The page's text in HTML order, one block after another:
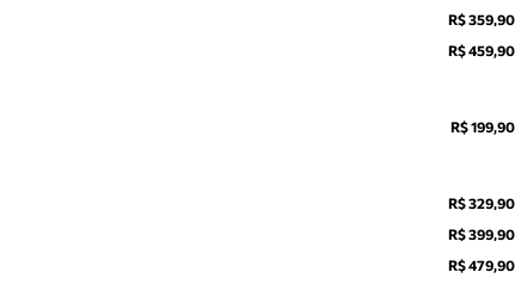
R$ 359,90
R$ 459,90
R$ 199,90
R$ 329,90
R$ 399,90
R$ 479,90